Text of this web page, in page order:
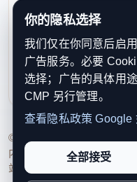
天然优势。徐哲在当
能达到手掌大小，肉
图为徐哲经营的海鲜
渔民处收购而来的海
除了生蚝，徐哲还
长寿鱼、岩龙虾等当
点，提供及时、真实、
速了解欧洲动态。
服务支持、版权与合作
利通知
© 2026 新欧洲·欧洲头条.
内容透明度、联系方式与
站点完整度。
你的隐私选择
我们仅在你同意后启
广告服务。必要
选择；广告的具体用
CMP 另行管理。
查看隐私政策 Google
全部接受